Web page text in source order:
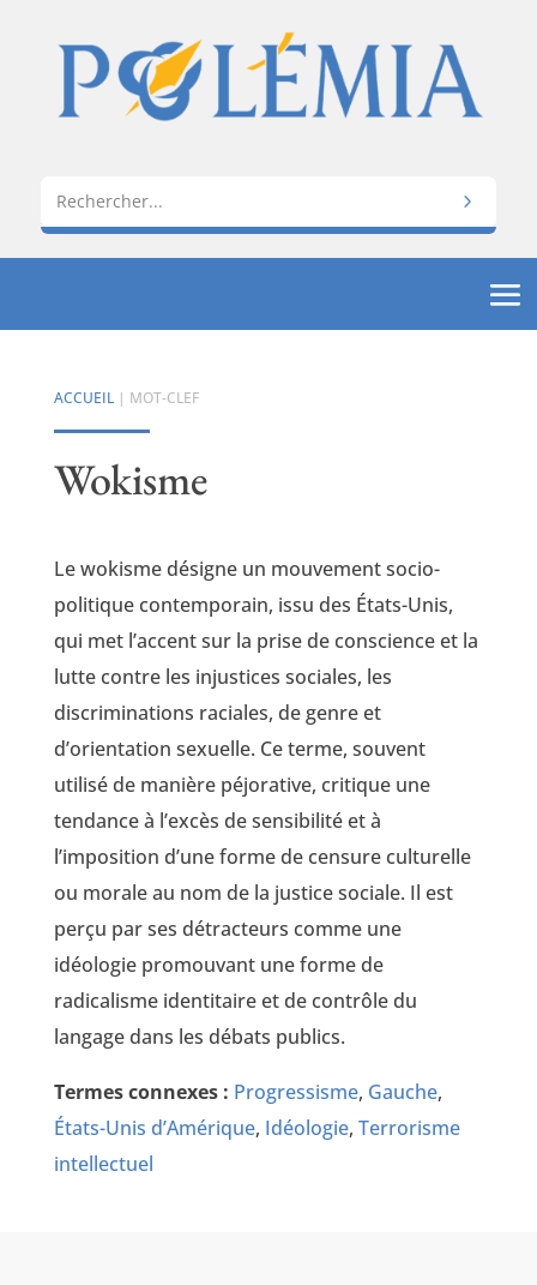
ACCUEIL| MOT-CLEF
Wokisme
Le wokisme désigne un mouvement socio-
politique contemporain, issu des États-Unis,
qui met l’accent sur la prise de conscience et la
lutte contre les injustices sociales, les
discriminations raciales, de genre et
d’orientation sexuelle. Ce terme, souvent
utilisé de manière péjorative, critique une
tendance à l’excès de sensibilité et à
l’imposition d’une forme de censure culturelle
ou morale au nom de la justice sociale. Il est
perçu par ses détracteurs comme une
idéologie promouvant une forme de
radicalisme identitaire et de contrôle du
langage dans les débats publics.
Termes connexes : Progressisme, Gauche,
États-Unis d’Amérique, Idéologie, Terrorisme
intellectuel